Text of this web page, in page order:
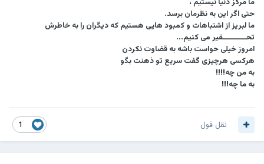
حتی اگر این به نظرمان برسد.
ما لبریز از اشتباهات و کمبود هایی هستیم که دیگران را به خاطرش
تحــــــــــقیر می کنیم...
امروز خیلی حواست باشه به قضاوت نکردن
هرکسی هرچیزی گفت سریع تو ذهنت بگو
به من چه!!!!
به ما چه!!!
نقل قول